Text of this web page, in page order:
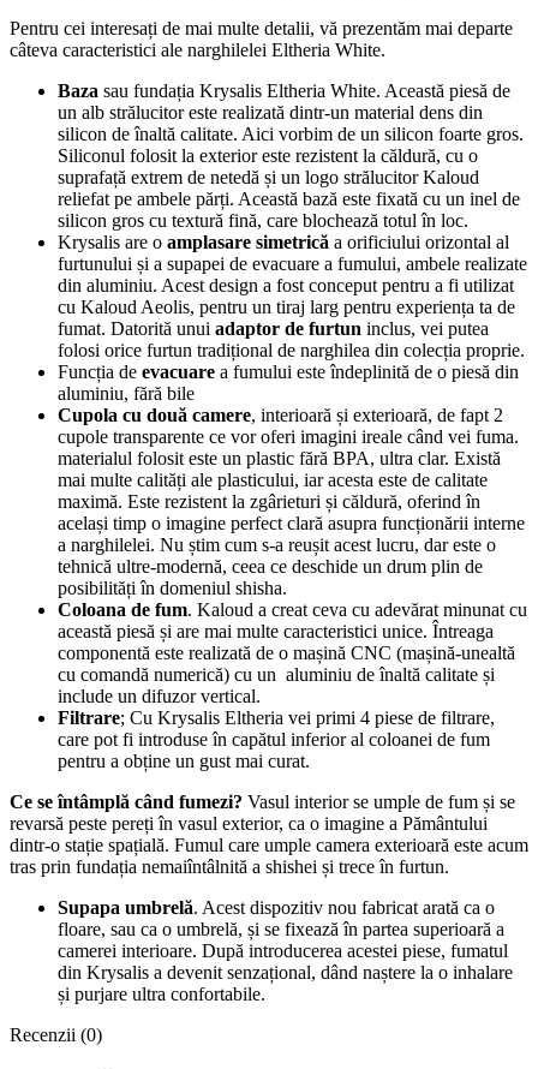
Pentru cei interesați de mai multe detalii, vă prezentăm mai departe
câteva caracteristici ale narghilelei Eltheria White.
Baza sau fundația Krysalis Eltheria White. Această piesă de
un alb strălucitor este realizată dintr-un material dens din
silicon de înaltă calitate. Aici vorbim de un silicon foarte gros.
Siliconul folosit la exterior este rezistent la căldură, cu o
suprafață extrem de netedă și un logo strălucitor Kaloud
reliefat pe ambele părți. Această bază este fixată cu un inel de
silicon gros cu textură fină, care blochează totul în loc.
Krysalis are o amplasare simetrică a orificiului orizontal al
furtunului și a supapei de evacuare a fumului, ambele realizate
din aluminiu. Acest design a fost conceput pentru a fi utilizat
cu Kaloud Aeolis, pentru un tiraj larg pentru experiența ta de
fumat. Datorită unui adaptor de furtun inclus, vei putea
folosi orice furtun tradițional de narghilea din colecția proprie.
Funcția de evacuare a fumului este îndeplinită de o piesă din
aluminiu, fără bile
Cupola cu două camere, interioară și exterioară, de fapt 2
cupole transparente ce vor oferi imagini ireale când vei fuma.
materialul folosit este un plastic fără BPA, ultra clar. Există
mai multe calități ale plasticului, iar acesta este de calitate
maximă. Este rezistent la zgârieturi și căldură, oferind în
același timp o imagine perfect clară asupra funcționării interne
a narghilelei. Nu știm cum s-a reușit acest lucru, dar este o
tehnică ultre-modernă, ceea ce deschide un drum plin de
posibilități în domeniul shisha.
Coloana de fum. Kaloud a creat ceva cu adevărat minunat cu
această piesă și are mai multe caracteristici unice. Întreaga
componentă este realizată de o mașină CNC (mașină-unealtă
cu comandă numerică) cu un aluminiu de înaltă calitate și
include un difuzor vertical.
Filtrare; Cu Krysalis Eltheria vei primi 4 piese de filtrare,
care pot fi introduse în capătul inferior al coloanei de fum
pentru a obține un gust mai curat.
Ce se întâmplă când fumezi? Vasul interior se umple de fum și se
revarsă peste pereți în vasul exterior, ca o imagine a Pământului
dintr-o stație spațială. Fumul care umple camera exterioară este acum
tras prin fundația nemaiîntâlnită a shishei și trece în furtun.
Supapa umbrelă. Acest dispozitiv nou fabricat arată ca o
floare, sau ca o umbrelă, și se fixează în partea superioară a
camerei interioare. După introducerea acestei piese, fumatul
din Krysalis a devenit senzațional, dând naștere la o inhalare
și purjare ultra confortabile.
Recenzii (0)